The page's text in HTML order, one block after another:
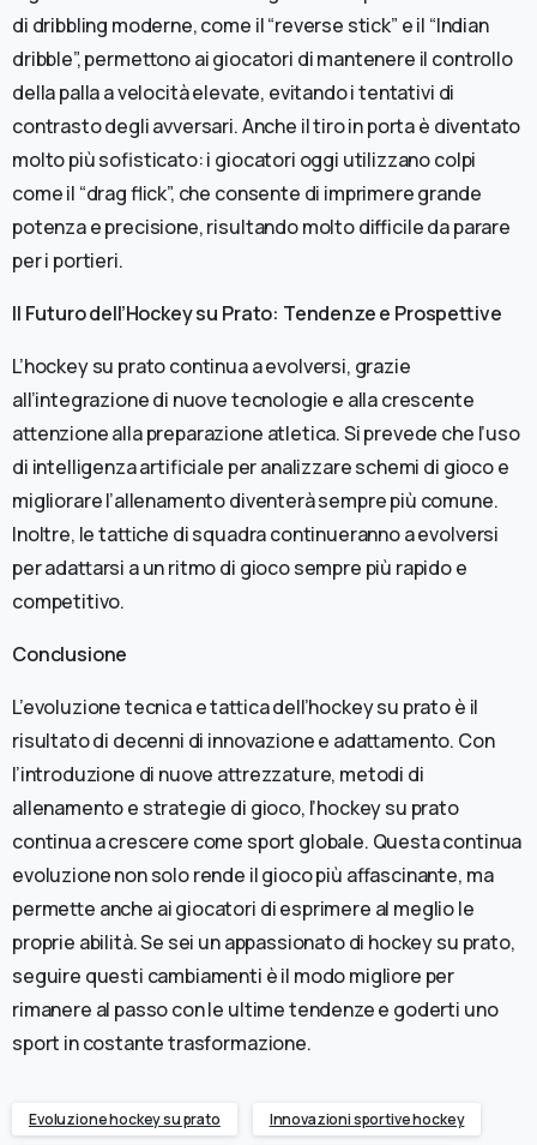
di dribbling moderne, come il “reverse stick” e il “Indian
dribble”, permettono ai giocatori di mantenere il controllo
della palla a velocità elevate, evitando i tentativi di
contrasto degli avversari. Anche il tiro in porta è diventato
molto più sofisticato: i giocatori oggi utilizzano colpi
come il “drag flick”, che consente di imprimere grande
potenza e precisione, risultando molto difficile da parare
per i portieri.
Il Futuro dell’Hockey su Prato: Tendenze e Prospettive
L’hockey su prato continua a evolversi, grazie
all’integrazione di nuove tecnologie e alla crescente
attenzione alla preparazione atletica. Si prevede che l’uso
di intelligenza artificiale per analizzare schemi di gioco e
migliorare l’allenamento diventerà sempre più comune.
Inoltre, le tattiche di squadra continueranno a evolversi
per adattarsi a un ritmo di gioco sempre più rapido e
competitivo.
Conclusione
L’evoluzione tecnica e tattica dell’hockey su prato è il
risultato di decenni di innovazione e adattamento. Con
l’introduzione di nuove attrezzature, metodi di
allenamento e strategie di gioco, l’hockey su prato
continua a crescere come sport globale. Questa continua
evoluzione non solo rende il gioco più affascinante, ma
permette anche ai giocatori di esprimere al meglio le
proprie abilità. Se sei un appassionato di hockey su prato,
seguire questi cambiamenti è il modo migliore per
rimanere al passo con le ultime tendenze e goderti uno
sport in costante trasformazione.
Evoluzione hockey su prato Innovazioni sportive hockey